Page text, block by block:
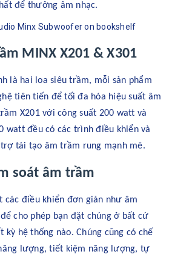
để thưởng âm nhạc.
MINX X201 & X301
là hai loa siêu trầm, mỗi sản phẩm
tiên tiến để tối đa hóa hiệu suất âm
X201 với công suất 200 watt và
watt đều có các trình điều khiển và
trợ tái tạo âm trầm rung mạnh mẽ.
soát âm trầm
các điều khiển đơn giản như âm
cho phép bạn đặt chúng ở bất cứ
kỳ hệ thống nào. Chúng cũng có chế
lượng, tiết kiệm năng lượng, tự